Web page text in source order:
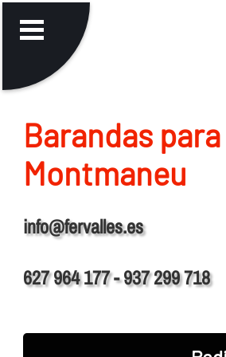
Barandas
Montmaneu
info@fervalles.es
627 964 177 - 937 299 718